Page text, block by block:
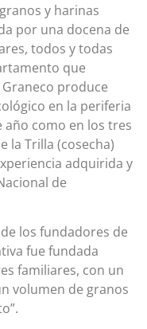
y harinas
por una docena de
todos y todas
que
produce
en la periferia
año como en los tres
la Trilla (cosecha)
adquirida y
de
los fundadores de
fue fundada
familiares, con un
volumen de granos